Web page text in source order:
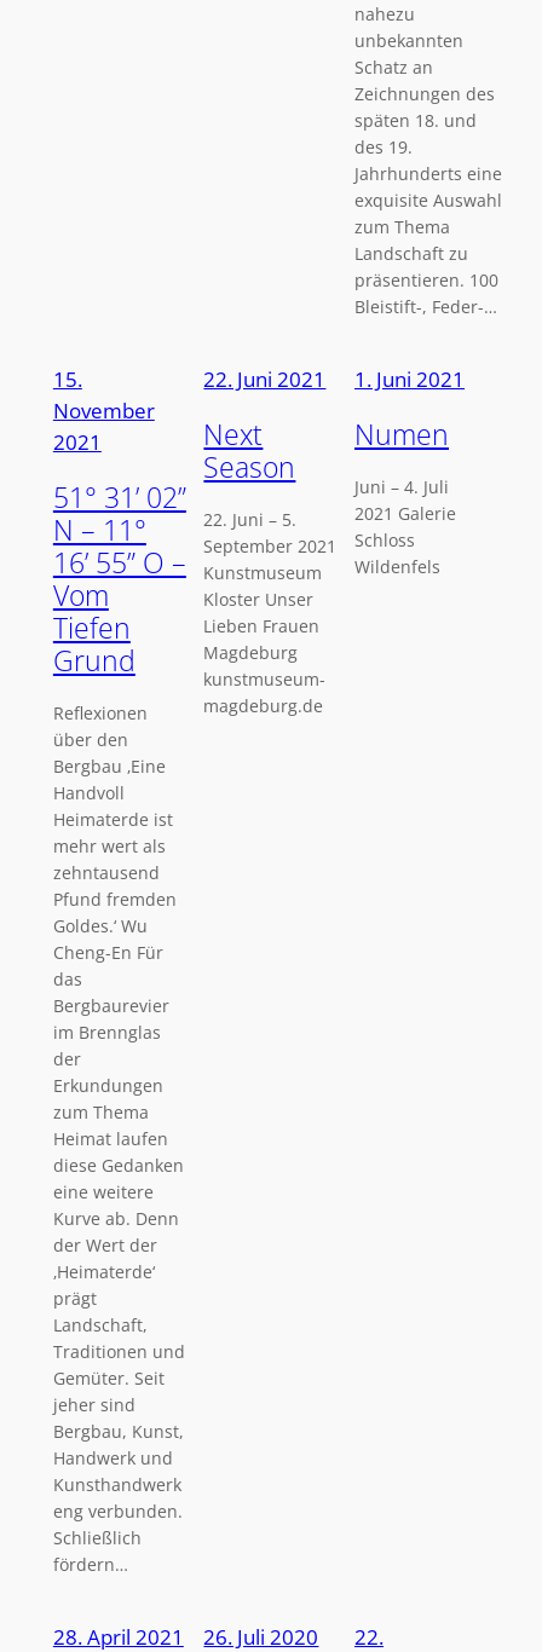
nahezu
unbekannten
Schatz an
Zeichnungen des
späten 18. und
des 19.
Jahrhunderts eine
exquisite Auswahl
zum Thema
Landschaft zu
präsentieren. 100
Bleistift-, Feder-…
15.
November
2021
51° 31’ 02”
N – 11°
16’ 55” O –
Vom
Tiefen
Grund
Reflexionen
über den
Bergbau ‚Eine
Handvoll
Heimaterde ist
mehr wert als
zehntausend
Pfund fremden
Goldes.‘ Wu
Cheng-En Für
das
Bergbaurevier
im Brennglas
der
Erkundungen
zum Thema
Heimat laufen
diese Gedanken
eine weitere
Kurve ab. Denn
der Wert der
‚Heimaterde‘
prägt
Landschaft,
Traditionen und
Gemüter. Seit
jeher sind
Bergbau, Kunst,
Handwerk und
Kunsthandwerk
eng verbunden.
Schließlich
fördern…
22. Juni 2021
Next
Season
22. Juni – 5.
September 2021
Kunstmuseum
Kloster Unser
Lieben Frauen
Magdeburg
kunstmuseum-
magdeburg.de
1. Juni 2021
Numen
Juni – 4. Juli
2021 Galerie
Schloss
Wildenfels
28. April 2021 26. Juli 2020
22.